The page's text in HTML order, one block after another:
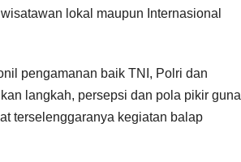
lokal maupun Internasional
pengamanan baik TNI, Polri dan
langkah, persepsi dan pola pikir guna
terselenggaranya kegiatan balap